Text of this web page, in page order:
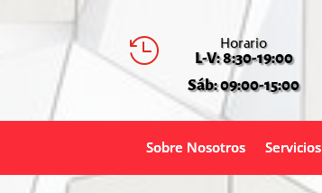
 Horario
L-V: 8:30-19:00
Sáb: 09:00-15:00
Sobre Nosotros Servicios